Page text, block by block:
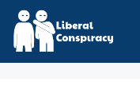
Skip
content